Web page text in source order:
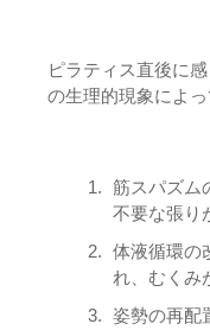
ピラティス直後に
の生理的現象によっ
筋スパズム
不要な張り
体液循環の
れ、むくみ
姿勢の再配